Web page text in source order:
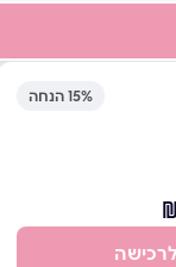
15% הנחה
לרכישה